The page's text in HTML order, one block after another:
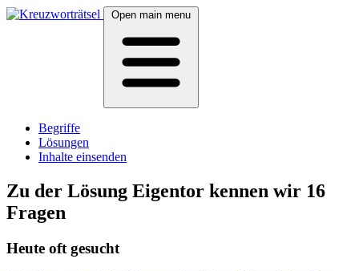
Open main menu
Begriffe
Lösungen
Inhalte einsenden
Zu der Lösung Eigentor kennen wir 16
Fragen
Heute oft gesucht